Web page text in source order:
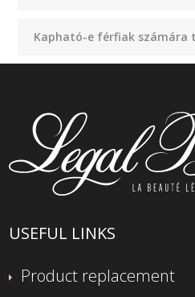
Kapható-e férfiak számára
USEFUL LINKS
Product replacement